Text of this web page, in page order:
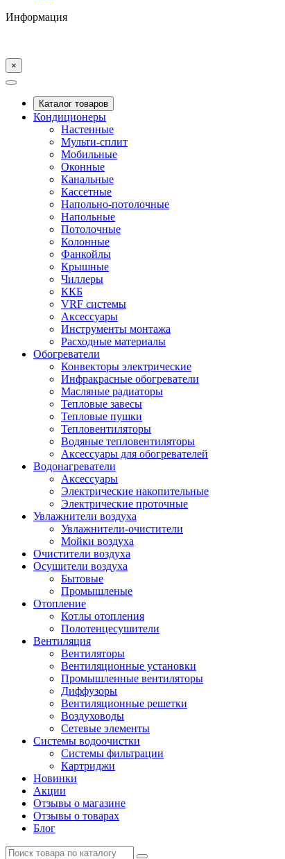
Информация
×
Каталог товаров
Кондиционеры
Настенные
Мульти-сплит
Мобильные
Оконные
Канальные
Кассетные
Напольно-потолочные
Напольные
Потолочные
Колонные
Фанкойлы
Крышные
Чиллеры
ККБ
VRF системы
Аксессуары
Инструменты монтажа
Расходные материалы
Обогреватели
Конвекторы электрические
Инфракрасные обогреватели
Масляные радиаторы
Тепловые завесы
Тепловые пушки
Тепловентиляторы
Водяные тепловентиляторы
Аксессуары для обогревателей
Водонагреватели
Аксессуары
Электрические накопительные
Электрические проточные
Увлажнители воздуха
Увлажнители-очистители
Мойки воздуха
Очистители воздуха
Осушители воздуха
Бытовые
Промышленые
Отопление
Котлы отопления
Полотенцесушители
Вентиляция
Вентиляторы
Вентиляционные установки
Промышленные вентиляторы
Диффузоры
Вентиляционные решетки
Воздуховоды
Сетевые элементы
Системы водоочистки
Системы фильтрации
Картриджи
Новинки
Акции
Отзывы о магазине
Отзывы о товарах
Блог